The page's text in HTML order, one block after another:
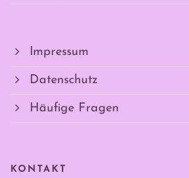
Impressum
Datenschutz
Häufige Fragen
KONTAKT